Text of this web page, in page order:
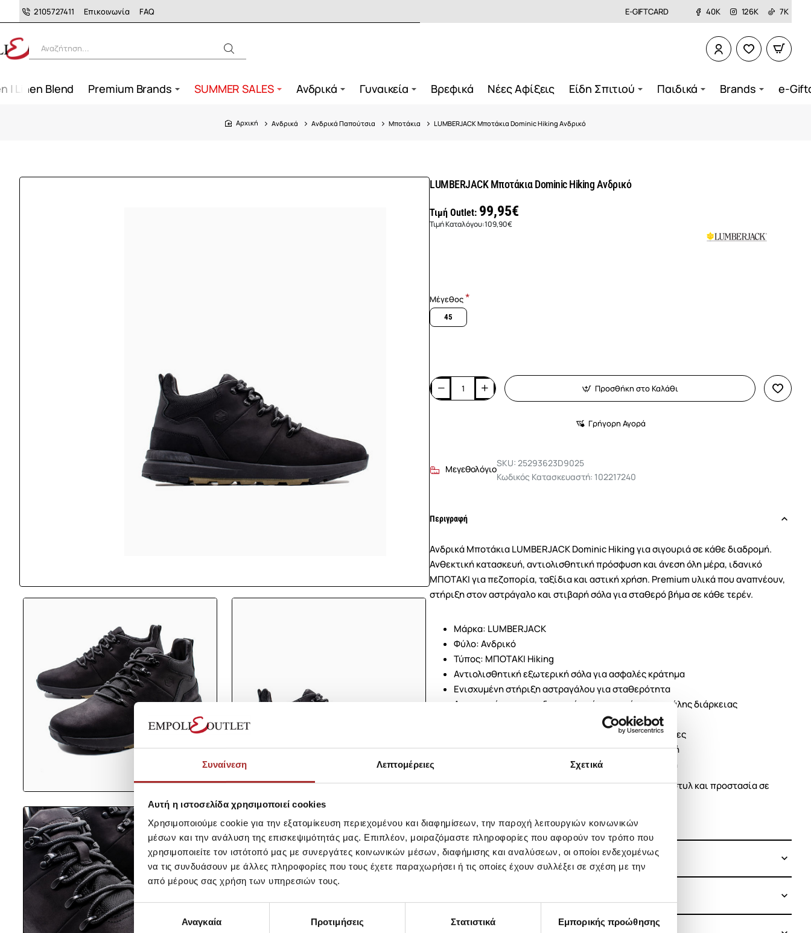
Συναίνεση Λεπτομέρειες Σχετικά
Αυτή η ιστοσελίδα χρησιμοποιεί cookies
Χρησιμοποιούμε cookie για την εξατομίκευση περιεχομένου και διαφημίσεων, την παροχή λειτουργιών κοινωνικών
μέσων και την ανάλυση της επισκεψιμότητάς μας. Επιπλέον, μοιραζόμαστε πληροφορίες που αφορούν τον τρόπο που
χρησιμοποιείτε τον ιστότοπό μας με συνεργάτες κοινωνικών μέσων, διαφήμισης και αναλύσεων, οι οποίοι ενδεχομένως
να τις συνδυάσουν με άλλες πληροφορίες που τους έχετε παραχωρήσει ή τις οποίες έχουν συλλέξει σε σχέση με την
από μέρους σας χρήση των υπηρεσιών τους.
Επιλογή
συγκατάθεσηςΑναγκαία Προτιμήσεις Στατιστικά Εμπορικής προώθησης
2105727411 Επικοινωνία FAQ E-GIFTCARD 40K 126K 7K
Αναζήτηση...
| Linen Blend Premium Brands SUMMER SALES Ανδρικά Γυναικεία Βρεφικά Νέες Αφίξεις Είδη Σπιτιού Παιδικά Brands e-
home
Ανδρικά Ανδρικά Παπούτσια Μποτάκια LUMBERJACK Μποτάκια Dominic Hiking Ανδρικό
LUMBERJACK Μποτάκια Dominic Hiking Ανδρικό
Τιμή Outlet: 99,95€
Τιμή Καταλόγου:109,90€
Μέγεθος
45
Προσθήκη στο Καλάθι
Γρήγορη Αγορά
Μεγεθολόγιο
SKU: 25293623D9025
Κωδικός Κατασκευαστή: 102217240
Περιγραφή
Ανδρικά Μποτάκια LUMBERJACK Dominic Hiking για σιγουριά σε κάθε διαδρομή.
Ανθεκτική κατασκευή, αντιολισθητική πρόσφυση και άνεση όλη μέρα, ιδανικό
ΜΠΟΤΑΚΙ για πεζοπορία, ταξίδια και αστική χρήση. Premium υλικά που αναπνέουν,
στήριξη στον αστράγαλο και στιβαρή σόλα για σταθερό βήμα σε κάθε τερέν.
Μάρκα: LUMBERJACK
Φύλο: Ανδρικό
Τύπος: ΜΠΟΤΑΚΙ Hiking
Αντιολισθητική εξωτερική σόλα για ασφαλές κράτημα
Ενισχυμένη στήριξη αστραγάλου για σταθερότητα
Ανατομικός, αντικραδασμικός πάτος για άνεση μεγάλης διάρκειας
Αναπνέον επάνω μέρος για σωστό αερισμό
Ανθεκτικά υλικά κατάλληλα για απαιτητικές συνθήκες
Κλείσιμο με κορδόνια για προσαρμοσμένη εφαρμογή
Ιδανικά για πεζοπορία, βουνό και καθημερινή χρήση
Επέλεξε τα LUMBERJACK Dominic Hiking για αξιοπιστία, στυλ και προστασία σε
Σύνθεση